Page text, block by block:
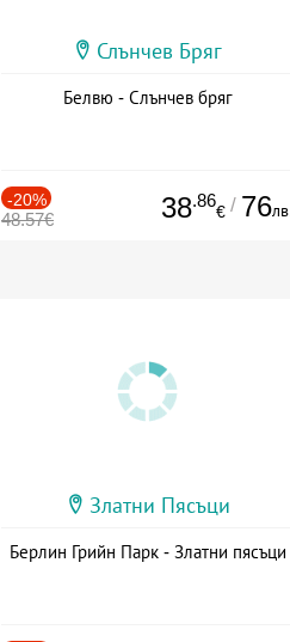
Слънчев Бряг
Белвю - Слънчев бряг
-20%
48.57€ 38.86
€ / 76лв.
Златни Пясъци
Берлин Грийн Парк - Златни пясъци